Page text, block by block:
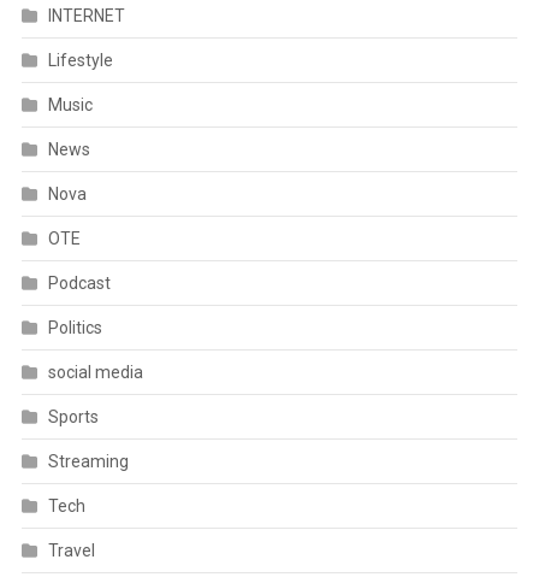
INTERNET
Lifestyle
Music
News
Nova
OTE
Podcast
Politics
social media
Sports
Streaming
Tech
Travel